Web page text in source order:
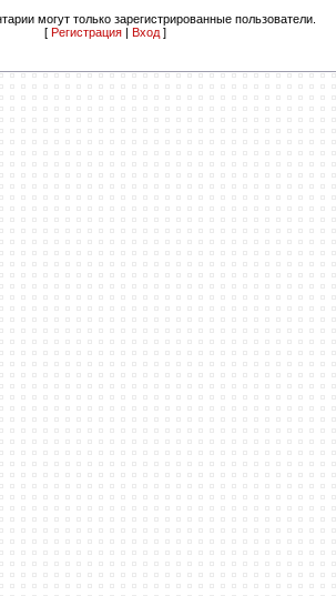
могут только зарегистрированные пользователи.
[ Регистрация | Вход ]